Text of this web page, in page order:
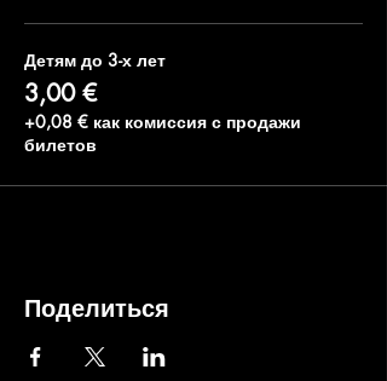
Детям до 3-х лет
3,00 €
+0,08 € как комиссия с продажи
билетов
Поделиться